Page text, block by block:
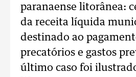
paranaense litorânea:
da receita líquida
destinado ao
precatórios e gastos
último caso foi